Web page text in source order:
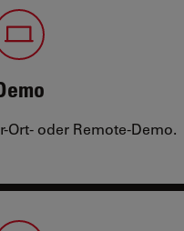
Ort- oder Remote-Demo.